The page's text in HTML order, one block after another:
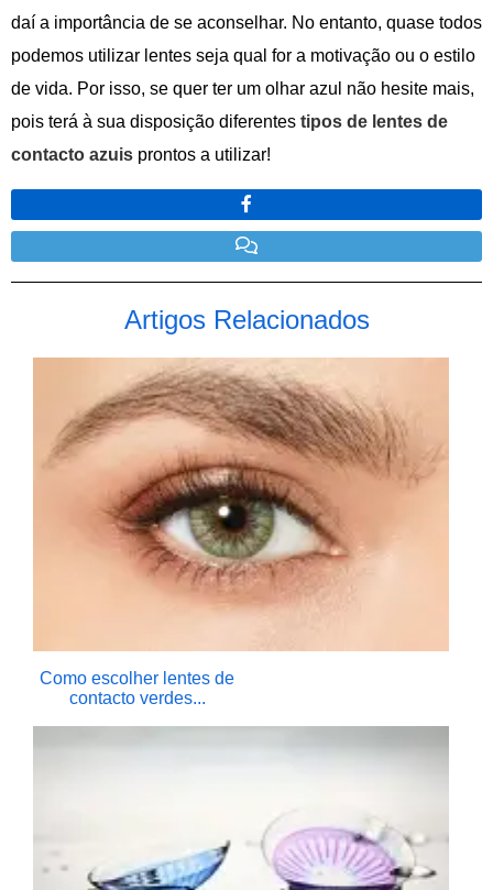
daí a importância de se aconselhar. No entanto, quase todos
podemos utilizar lentes seja qual for a motivação ou o estilo
de vida. Por isso, se quer ter um olhar azul não hesite mais,
pois terá à sua disposição diferentes tipos de lentes de
contacto azuis prontos a utilizar!
Artigos Relacionados
Como escolher lentes de
contacto verdes...